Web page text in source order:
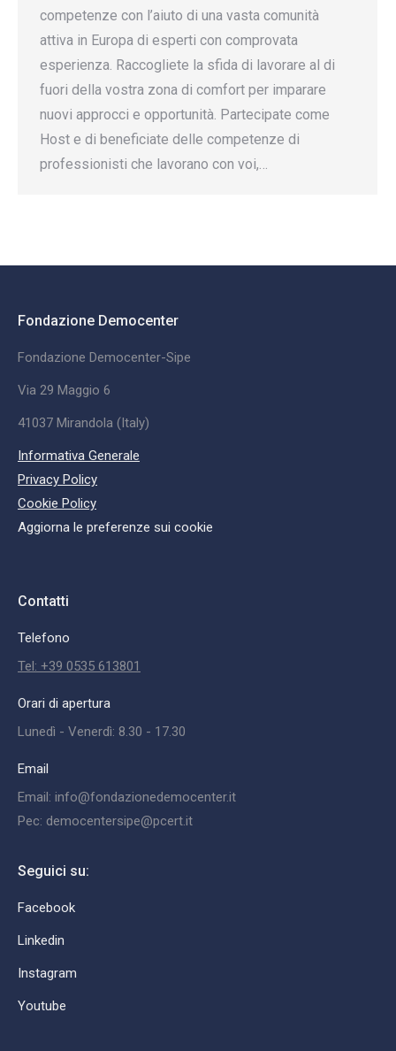
competenze con l’aiuto di una vasta comunità
attiva in Europa di esperti con comprovata
esperienza. Raccogliete la sfida di lavorare al di
fuori della vostra zona di comfort per imparare
nuovi approcci e opportunità. Partecipate come
Host e di beneficiate delle competenze di
professionisti che lavorano con voi,…
Fondazione Democenter
Fondazione Democenter-Sipe
Via 29 Maggio 6
41037 Mirandola (Italy)
Informativa Generale
Privacy Policy
Cookie Policy
Aggiorna le preferenze sui cookie
Contatti
Telefono
Tel: +39 0535 613801
Orari di apertura
Lunedì - Venerdì: 8.30 - 17.30
Email
Email: info@fondazionedemocenter.it
Pec: democentersipe@pcert.it
Seguici su:
Facebook
Linkedin
Instagram
Youtube